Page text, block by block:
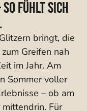
so fühlt sich
bringt, die
Greifen nah
im Jahr. Am
Sommer voller
– ob am
Für